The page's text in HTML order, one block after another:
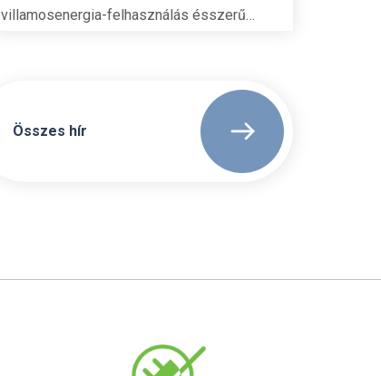
villamosenergia-felhasználás ésszerű…
Összes hír